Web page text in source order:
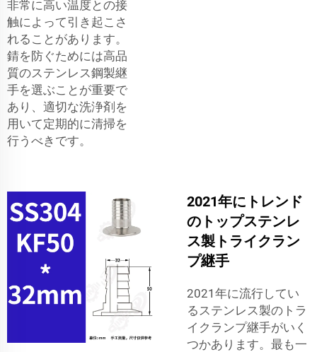
非常に高い温度との接
触によって引き起こさ
れることがあります。
錆を防ぐためには高品
質のステンレス鋼製継
手を選ぶことが重要で
あり、適切な洗浄剤を
用いて定期的に清掃を
行うべきです。
2021年にトレンド
のトップステンレ
ス製トライクラン
プ継手
2021年に流行してい
るステンレス製のトラ
イクランプ継手がいく
つかあります。最も一